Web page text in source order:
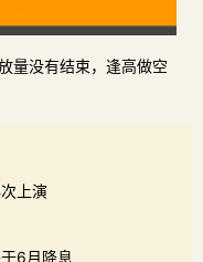
量没有结束，逢高做空
上演
6月降息